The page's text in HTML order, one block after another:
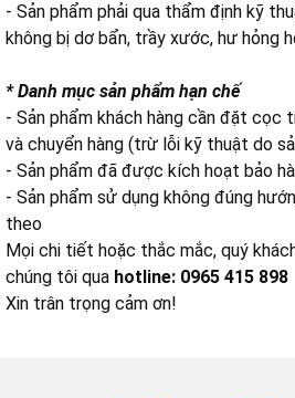
- Sản phẩm phải qua thẩm định kỹ
không bị dơ bẩn, trầy xước, hư hỏng
* Danh mục sản phẩm hạn chế
- Sản phẩm khách hàng cần đặt cọc
và chuyển hàng (trừ lỗi kỹ thuật do
- Sản phẩm đã được kích hoạt bảo
- Sản phẩm sử dụng không đúng
theo
Mọi chi tiết hoặc thắc mắc, quý
chúng tôi qua hotline: 0965 415 898
Xin trân trọng cảm ơn!